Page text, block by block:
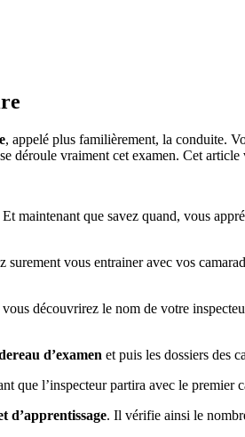
, appelé plus familièrement, la conduite.
vraiment cet examen. Cet article
Et maintenant que savez quand, vous
surement vous entrainer avec vos
découvrirez le nom de votre
d’examen et puis les dossiers des
que l’inspecteur partira avec le premier
d’apprentissage. Il vérifie ainsi le